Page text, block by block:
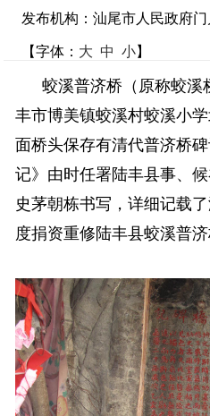
发布机构：汕尾市人民政府
【字体： 大 中 小】
蛟溪普济桥（原称蛟溪
丰市博美镇蛟溪村蛟溪小
面桥头保存有清代普济桥
记》由时任署陆丰县事、
史茅朝栋书写，详细记载
度捐资重修陆丰县蛟溪普济